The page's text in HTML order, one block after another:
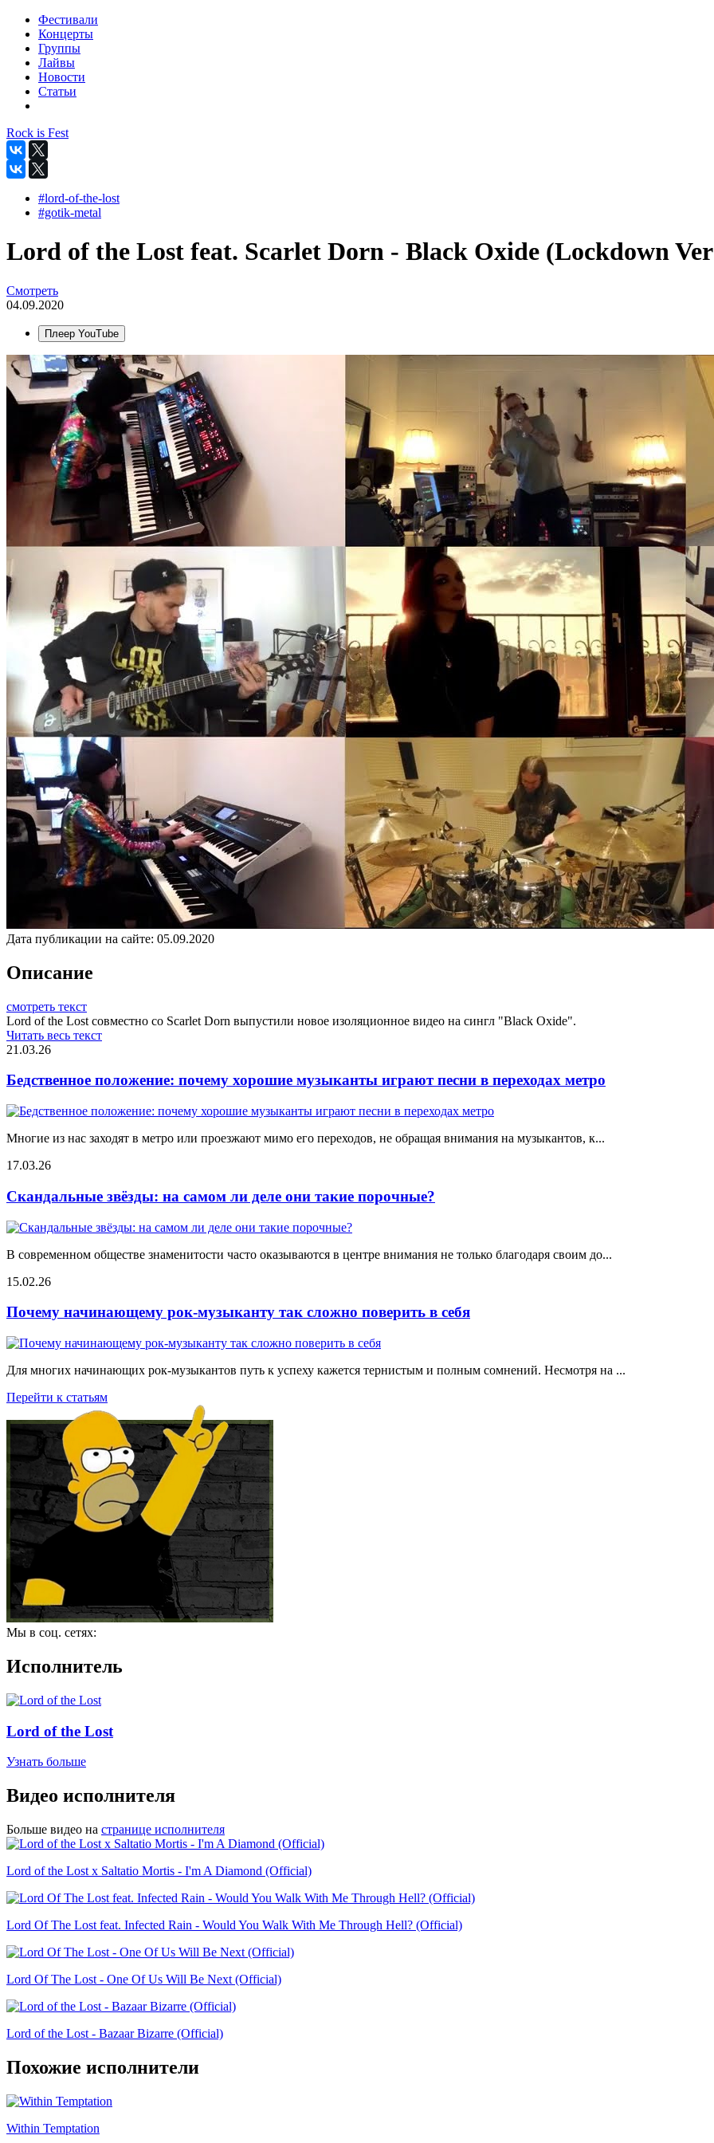
Фестивали
Концерты
Группы
Лайвы
Новости
Статьи
Rock is Fest
#lord-of-the-lost
#gotik-metal
Lord of the Lost feat. Scarlet Dorn - Black Oxide (Lockdown
Смотреть
04.09.2020
Плеер YouTube
Дата публикации на сайте: 05.09.2020
Описание
смотреть текст
Lord of the Lost совместно со Scarlet Dorn выпустили новое изоляционное видео на сингл "Black Oxide".
Читать весь текст
21.03.26
Бедственное положение: почему хорошие музыканты играют песни в переходах метро
Многие из нас заходят в метро или проезжают мимо его переходов, не обращая внимания на музыкантов, к...
17.03.26
Скандальные звёзды: на самом ли деле они такие порочные?
В современном обществе знаменитости часто оказываются в центре внимания не только благодаря своим до...
15.02.26
Почему начинающему рок-музыканту так сложно поверить в себя
Для многих начинающих рок-музыкантов путь к успеху кажется тернистым и полным сомнений. Несмотря на ...
Перейти к статьям
Мы в соц. сетях:
Исполнитель
Lord of the Lost
Узнать больше
Видео исполнителя
Больше видео на странице исполнителя
Lord of the Lost x ‪Saltatio Mortis - I'm A Diamond (Official)
Lord Of The Lost feat. Infected Rain - Would You Walk With Me Through Hell? (Official)
Lord Of The Lost - One Of Us Will Be Next (Official)
Lord of the Lost - Bazaar Bizarre (Official)
Похожие исполнители
Within Temptation